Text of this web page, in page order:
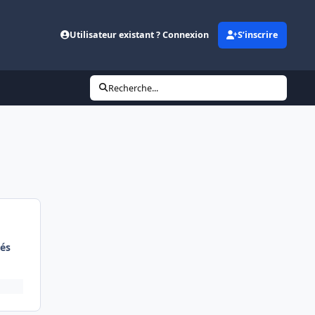
Utilisateur existant ? Connexion S’inscrire
Recherche...